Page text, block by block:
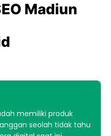
Madiun
memiliki produk
seolah tidak tahu